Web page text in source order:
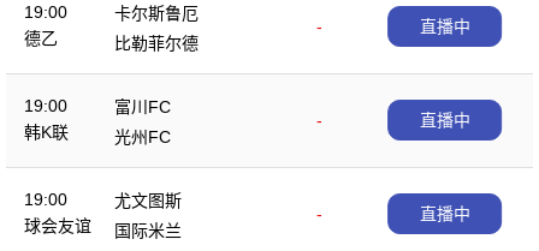
19:00
德乙
卡尔斯鲁厄
-
比勒菲尔德
直播中
19:00
韩K联
富川FC
-
光州FC
直播中
19:00
球会友谊
尤文图斯
-
国际米兰
直播中